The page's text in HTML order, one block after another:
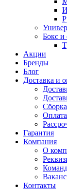
Бокс и
Акции
Бренды
Блог
Доставка и
Сборка
Оплата
Гарантия
Компания
О
Контакты